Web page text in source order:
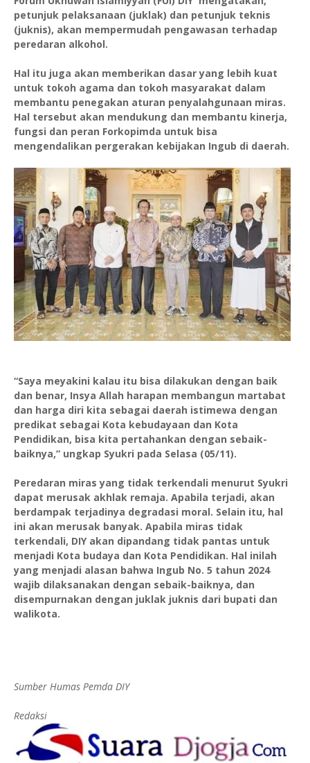
petunjuk pelaksanaan (juklak) dan petunjuk teknis
(juknis), akan mempermudah pengawasan terhadap
peredaran alkohol.
Hal itu juga akan memberikan dasar yang lebih kuat
untuk tokoh agama dan tokoh masyarakat dalam
membantu penegakan aturan penyalahgunaan miras.
Hal tersebut akan mendukung dan membantu kinerja,
fungsi dan peran Forkopimda untuk bisa
mengendalikan pergerakan kebijakan Ingub di daerah.
“Saya meyakini kalau itu bisa dilakukan dengan baik
dan benar, Insya Allah harapan membangun martabat
dan harga diri kita sebagai daerah istimewa dengan
predikat sebagai Kota kebudayaan dan Kota
Pendidikan, bisa kita pertahankan dengan sebaik-
baiknya,” ungkap Syukri pada Selasa (05/11).
Peredaran miras yang tidak terkendali menurut Syukri
dapat merusak akhlak remaja. Apabila terjadi, akan
berdampak terjadinya degradasi moral. Selain itu, hal
ini akan merusak banyak. Apabila miras tidak
terkendali, DIY akan dipandang tidak pantas untuk
menjadi Kota budaya dan Kota Pendidikan. Hal inilah
yang menjadi alasan bahwa Ingub No. 5 tahun 2024
wajib dilaksanakan dengan sebaik-baiknya, dan
disempurnakan dengan juklak juknis dari bupati dan
walikota.
Sumber Humas Pemda DIY
Redaksi